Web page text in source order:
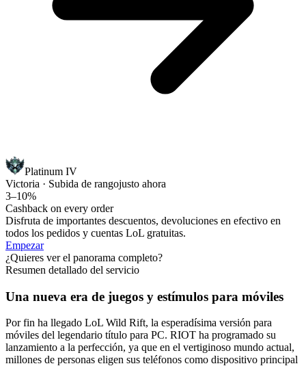
Platinum IV
Victoria · Subida de rangojusto ahora
3–10%
Cashback on every order
Disfruta de importantes descuentos, devoluciones en efectivo en
todos los pedidos y cuentas LoL gratuitas.
Empezar
¿Quieres ver el panorama completo?
Resumen detallado del servicio
Una nueva era de juegos y estímulos para móviles
Por fin ha llegado LoL Wild Rift, la esperadísima versión para
móviles del legendario título para PC. RIOT ha programado su
lanzamiento a la perfección, ya que en el vertiginoso mundo actual,
millones de personas eligen sus teléfonos como dispositivo principal